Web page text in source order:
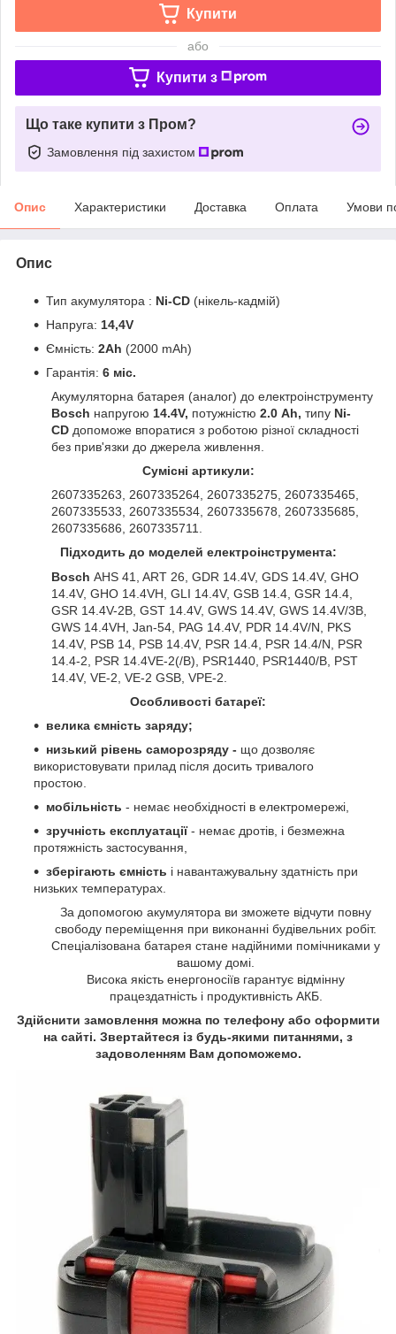
Купити
або
Купити з
Що таке купити з Пром?
Замовлення під захистом
Опис Характеристики Доставка Оплата Умови
Опис
Тип акумулятора : Ni-CD (нікель-кадмій)
Напруга: 14,4V
Ємність: 2Ah (2000 mAh)
Гарантія: 6 міс.
Акумуляторна батарея (аналог) до електроінструменту
Bosch напругою 14.4V, потужністю 2.0 Ah, типу Ni-
CD допоможе впоратися з роботою різної складності
без прив'язки до джерела живлення.
Сумісні артикули:
2607335263, 2607335264, 2607335275, 2607335465,
2607335533, 2607335534, 2607335678, 2607335685,
2607335686, 2607335711.
Підходить до моделей електроінструмента:
Bosch AHS 41, ART 26, GDR 14.4V, GDS 14.4V, GHO
14.4V, GHO 14.4VH, GLI 14.4V, GSB 14.4, GSR 14.4,
GSR 14.4V-2B, GST 14.4V, GWS 14.4V, GWS 14.4V/3B,
GWS 14.4VH, Jan-54, PAG 14.4V, PDR 14.4V/N, PKS
14.4V, PSB 14, PSB 14.4V, PSR 14.4, PSR 14.4/N, PSR
14.4-2, PSR 14.4VE-2(/B), PSR1440, PSR1440/B, PST
14.4V, VE-2, VE-2 GSB, VPE-2.
Особливості батареї:
велика ємність заряду;
низький рівень саморозряду - що дозволяє
використовувати прилад після досить тривалого
простою.
мобільність - немає необхідності в електромережі,
зручність експлуатації- немає дротів, і безмежна
протяжність застосування,
зберігають ємність і навантажувальну здатність при
низьких температурах.
За допомогою акумулятора ви зможете відчути повну
свободу переміщення при виконанні будівельних робіт.
Спеціалізована батарея стане надійними помічниками у
вашому домі.
Висока якість енергоносіїв гарантує відмінну
працездатність і продуктивність АКБ.
Здійснити замовлення можна по телефону або оформити
на сайті. Звертайтеся із будь-якими питаннями, з
задоволенням Вам допоможемо.